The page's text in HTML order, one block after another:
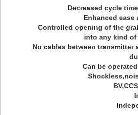
Decreased cycle
Enhanced
Controlled opening of the
into any kind of
No cables between transmitter
Can be